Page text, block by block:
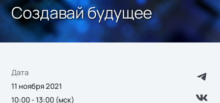
Создавай будущее
Дата
11 ноября 2021
10:00 - 13:00 (мск)